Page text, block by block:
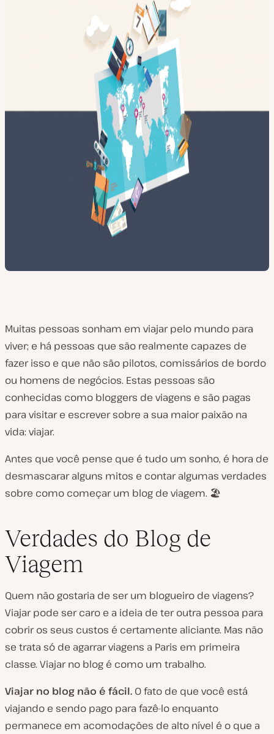
Muitas pessoas sonham em viajar pelo mundo para
viver; e há pessoas que são realmente capazes de
fazer isso e que não são pilotos, comissários de bordo
ou homens de negócios. Estas pessoas são
conhecidas como bloggers de viagens e são pagas
para visitar e escrever sobre a sua maior paixão na
vida: viajar.
Antes que você pense que é tudo um sonho, é hora de
desmascarar alguns mitos e contar algumas verdades
sobre como começar um blog de viagem. 🏖
Verdades do Blog de
Viagem
Quem não gostaria de ser um blogueiro de viagens?
Viajar pode ser caro e a ideia de ter outra pessoa para
cobrir os seus custos é certamente aliciante. Mas não
se trata só de agarrar viagens a Paris em primeira
classe. Viajar no blog é como um trabalho.
Viajar no blog não é fácil. O fato de que você está
viajando e sendo pago para fazê-lo enquanto
permanece em acomodações de alto nível é o que a